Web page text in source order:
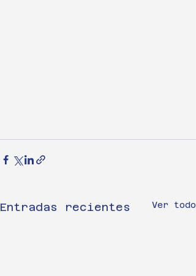
Entradas recientes Ver todo